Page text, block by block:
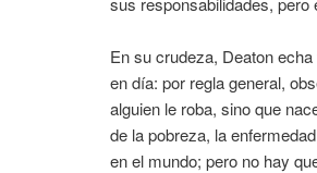
En su crudeza, Deaton
en día: por regla general,
alguien le roba, sino que
de la pobreza, la
en el mundo; pero no hay